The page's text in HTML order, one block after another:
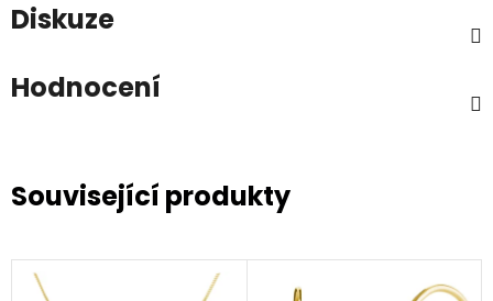
Diskuze
Hodnocení
Související produkty